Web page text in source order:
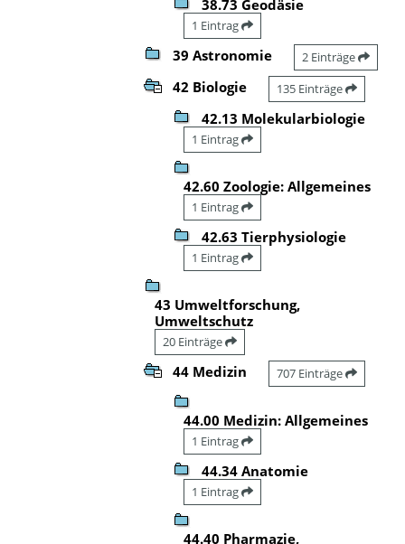
38.73 Geodäsie
1 Eintrag
39 Astronomie 2 Einträge
42 Biologie 135 Einträge
42.13 Molekularbiologie
1 Eintrag
42.60 Zoologie: Allgemeines
1 Eintrag
42.63 Tierphysiologie
1 Eintrag
43 Umweltforschung,
Umweltschutz
20 Einträge
44 Medizin 707 Einträge
44.00 Medizin: Allgemeines
1 Eintrag
44.34 Anatomie
1 Eintrag
44.40 Pharmazie,